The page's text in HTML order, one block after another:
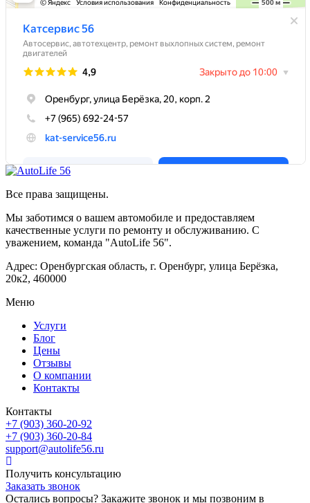
Все права защищены.
Мы заботимся о вашем автомобиле и предоставляем
качественные услуги по ремонту и обслуживанию. С
уважением, команда "AutoLife 56".
Адрес: Оренбургская область, г. Оренбург, улица Берёзка,
20к2, 460000
Меню
Услуги
Блог
Цены
Отзывы
О компании
Контакты
Контакты
+7 (903) 360-20-92
+7 (903) 360-20-84
support@autolife56.ru
Получить консультацию
Заказать звонок
Остались вопросы? Закажите звонок и мы позвоним в